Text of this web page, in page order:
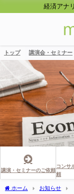
経済アナ
トップ 講演会・セミナー
講演・セミナーのご依頼
コンサ
頼
ホーム お知らせ